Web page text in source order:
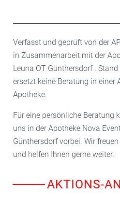
Verfasst und geprüft von der
in Zusammenarbeit mit der
Leuna OT Günthersdorf .
ersetzt keine Beratung in einer
Apotheke.
Für eine persönliche Beratung
uns in der Apotheke Nova
Günthersdorf vorbei. Wir
und helfen Ihnen gerne weiter.
AKTIONS-